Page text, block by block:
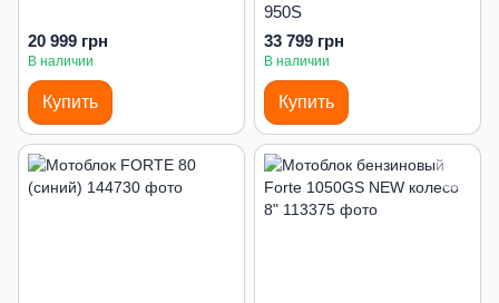
20 999 грн
В наличии
Купить
950S
33 799 грн
В наличии
Купить